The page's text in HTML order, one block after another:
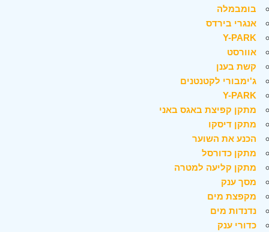
בומבמלה
אנגרי בירדס
Y-PARK
אוורסט
קשת בענן
ג'ימבורי לקטנטנים
Y-PARK
מתקן קפיצת באגס באני
מתקן דיסקו
הכנע את השוער
מתקן כדורסל
מתקן קליעה למטרה
מסך ענק
מקפצת מים
נדנדות מים
כדורי ענק